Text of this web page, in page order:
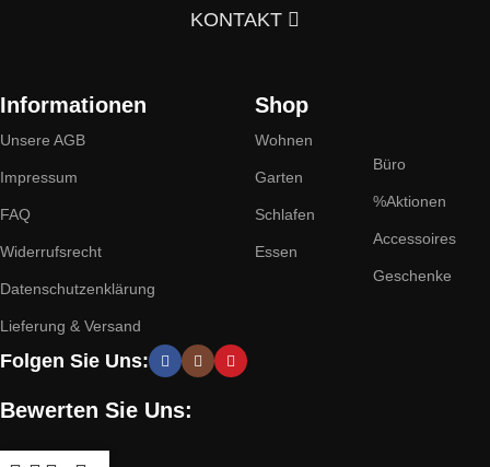
KONTAKT
Informationen
Unsere AGB
Impressum
FAQ
Widerrufsrecht
Datenschutzenklärung
Lieferung & Versand
Shop
Wohnen
Garten
Schlafen
Essen
Büro
%Aktionen
Accessoires
Geschenke
Folgen Sie Uns:
Bewerten Sie Uns: